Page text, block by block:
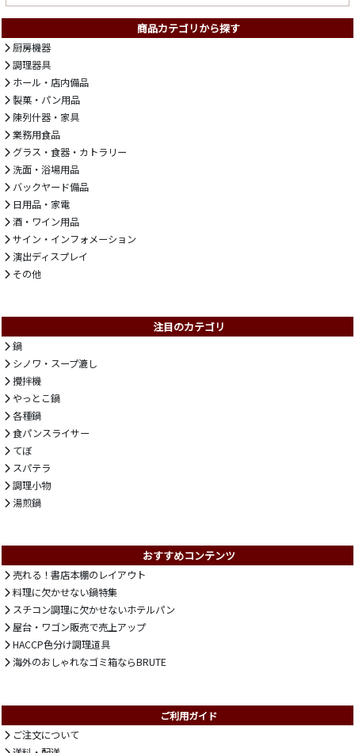
商品カテゴリから探す
厨房機器
調理器具
ホール・店内備品
製菓・パン用品
陳列什器・家具
業務用食品
グラス・食器・カトラリー
洗面・浴場用品
バックヤード備品
日用品・家電
酒・ワイン用品
サイン・インフォメーション
演出ディスプレイ
その他
注目のカテゴリ
鍋
シノワ・スープ漉し
攪拌機
やっとこ鍋
各種鍋
食パンスライサー
てぼ
スパテラ
調理小物
湯煎鍋
おすすめコンテンツ
売れる！書店本棚のレイアウト
料理に欠かせない鍋特集
スチコン調理に欠かせないホテルパン
屋台・ワゴン販売で売上アップ
HACCP色分け調理道具
海外のおしゃれなゴミ箱ならBRUTE
ご利用ガイド
ご注文について